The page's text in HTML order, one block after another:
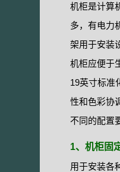
机柜是计算
多，有电力
架用于安装
机柜应便于
19英寸标准
性和色彩协
不同的配置
1、机柜固
用于安装各